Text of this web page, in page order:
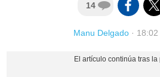
14
Manu Delgado ·